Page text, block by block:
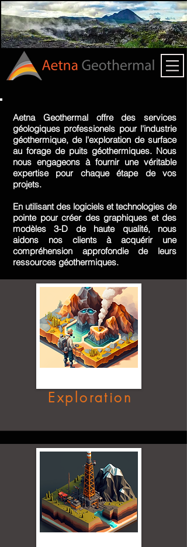
Aetna Geothermal offre des services
géologiques professionels pour l'industrie
géothermique, de l'exploration de surface
au forage de puits géothermiques. Nous
nous engageons à fournir une véritable
expertise pour chaque étape de vos
projets.
En utilisant des logiciels et technologies de
pointe pour créer des graphiques et des
modèles 3-D de haute qualité, nous
aidons nos clients à acquérir une
compréhension approfondie de leurs
ressources géothermiques.
Exploration